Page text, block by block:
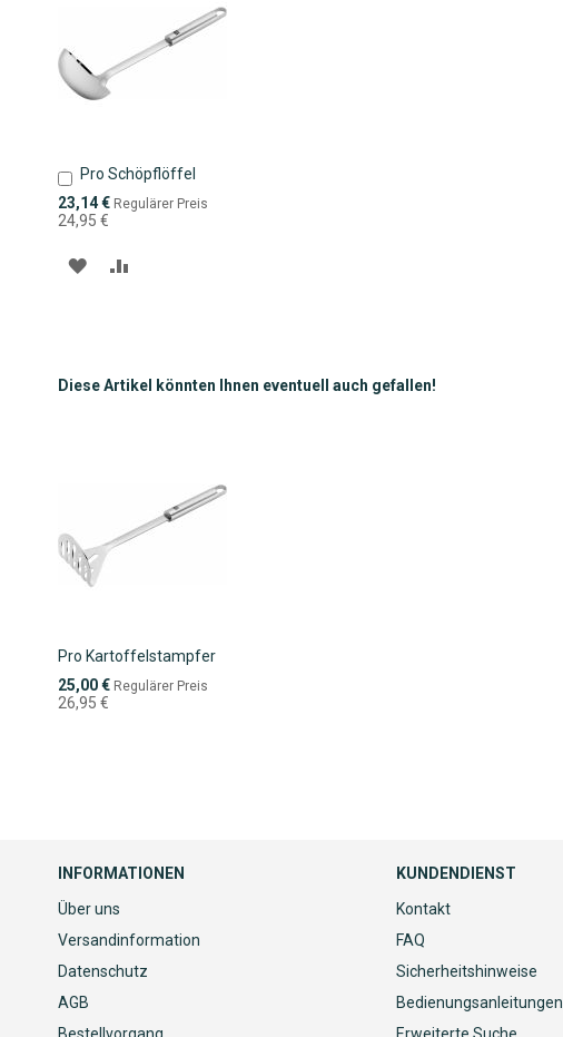
Pro Schöpflöffel
Sonderpreis
23,14 € Regulärer Preis
24,95 €
In
den
Warenkorb
ZUR
Diese Artikel könnten Ihnen eventuell auch gefallen!
Pro Kartoffelstampfer
Sonderpreis
25,00 € Regulärer Preis
26,95 €
INFORMATIONEN
Über uns
Versandinformation
Datenschutz
AGB
Bestellvorgang
KUNDENDIENST
Kontakt
FAQ
Sicherheitshinweise
Bedienungsanleitungen
Erweiterte Suche